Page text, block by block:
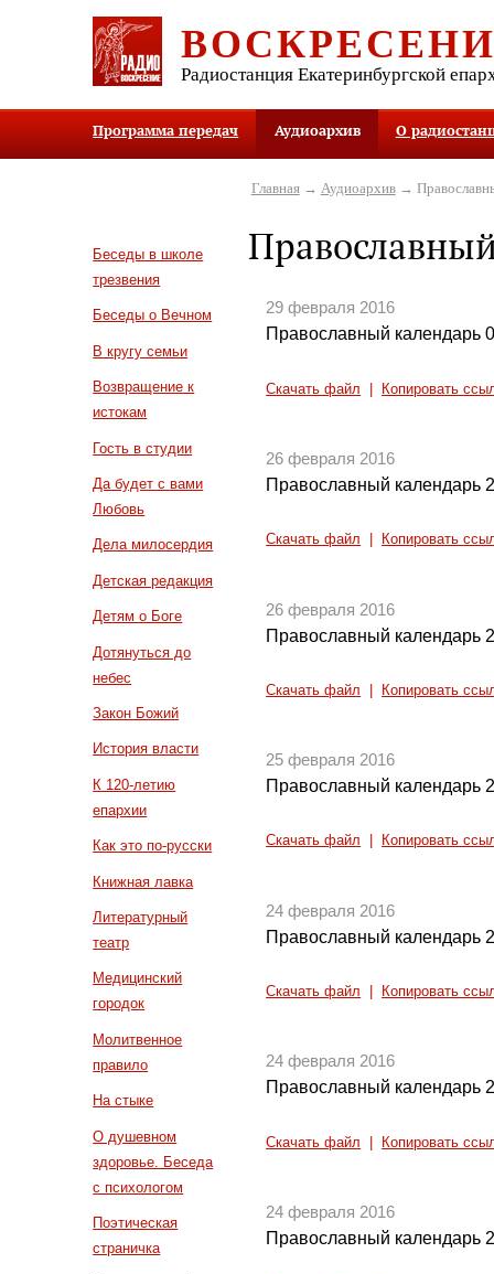
Радиостанция Екатеринбургской
Программа передач Аудиоархив О
Беседы в школе
трезвения
Беседы о Вечном
В кругу семьи
Возвращение к
истокам
Гость в студии
Да будет с вами
Любовь
Дела милосердия
Детская редакция
Детям о Боге
Дотянуться до
небес
Закон Божий
История власти
К 120-летию
епархии
Как это по-русски
Книжная лавка
Литературный
театр
Медицинский
городок
Молитвенное
правило
На стыке
О душевном
здоровье. Беседа
с психологом
Поэтическая
страничка
Главная→ Аудиоархив→
29 февраля 2016
Православный календарь
Скачать файл Копировать
26 февраля 2016
Православный календарь
Скачать файл Копировать
26 февраля 2016
Православный календарь
Скачать файл Копировать
25 февраля 2016
Православный календарь
Скачать файл Копировать
24 февраля 2016
Православный календарь
Скачать файл Копировать
24 февраля 2016
Православный календарь
Скачать файл Копировать
24 февраля 2016
Православный календарь